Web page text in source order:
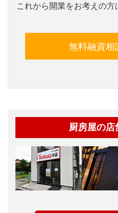
これから開業をお考えの方
無料融資相
厨房屋の店